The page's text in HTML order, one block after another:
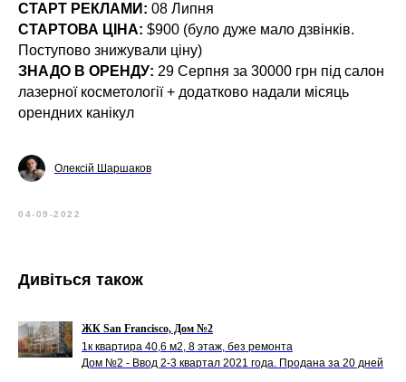
СТАРТ РЕКЛАМИ: 08 Липня
СТАРТОВА ЦІНА: $900 (було дуже мало дзвінків.
Поступово знижували ціну)
ЗНАДО В ОРЕНДУ: 29 Серпня за 30000 грн під салон
лазерної косметології + додатково надали місяць
орендних канікул
Олексій Шаршаков
04-09-2022
Дивіться також
ЖК San Francisco, Дом №2
1к квартира 40,6 м2, 8 этаж, без ремонта
Дом №2 - Ввод 2-3 квартал 2021 года. Продана за 20 дней